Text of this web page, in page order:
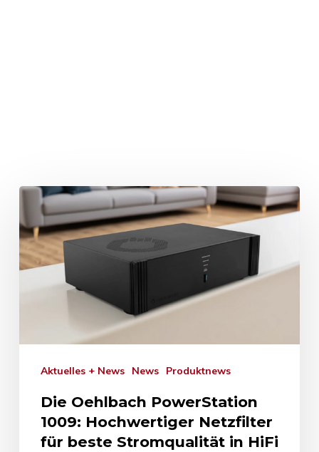
Aktuelles + News News Produktnews
Die Oehlbach PowerStation
1009: Hochwertiger Netzfilter
für beste Stromqualität in HiFi